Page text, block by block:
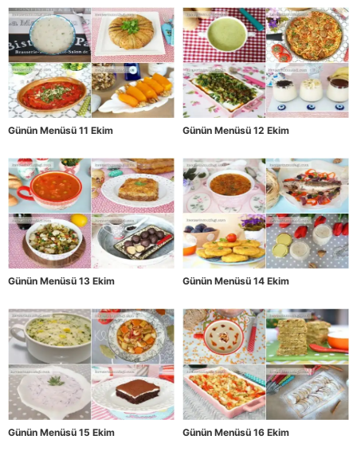
Günün Menüsü 11 Ekim Günün Menüsü 12 Ekim
Günün Menüsü 13 Ekim Günün Menüsü 14 Ekim
Günün Menüsü 15 Ekim Günün Menüsü 16 Ekim